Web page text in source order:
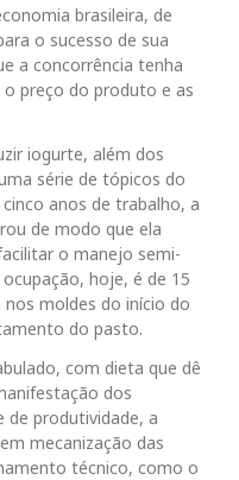
brasileira, de
o sucesso de sua
a concorrência tenha
preço do produto e as
iogurte, além dos
série de tópicos do
anos de trabalho, a
de modo que ela
o manejo semi-
hoje, é de 15
moldes do início do
do pasto.
com dieta que dê
dos
de produtividade, a
mecanização das
técnico, como o